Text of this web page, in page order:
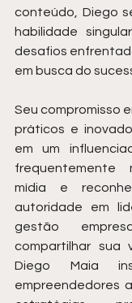
conteúdo, Diego
habilidade
desafios
em busca do
Seu compromisso
práticos e
em um
frequentemente
mídia e
autoridade em
gestão
compartilhar sua
Diego Maia
empreendedores